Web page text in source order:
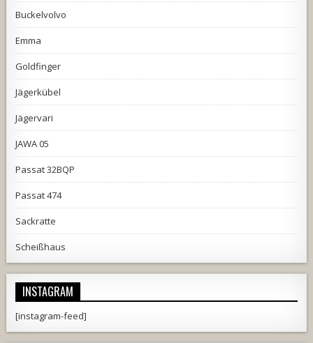
Buckelvolvo
Emma
Goldfinger
Jägerkübel
Jägervari
JAWA 05
Passat 32BQP
Passat 474
Sackratte
Scheißhaus
INSTAGRAM
[instagram-feed]